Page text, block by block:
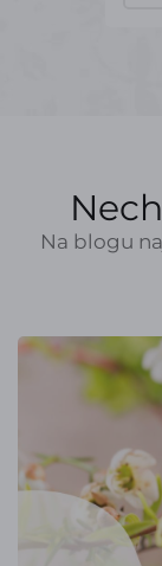
Na blogu